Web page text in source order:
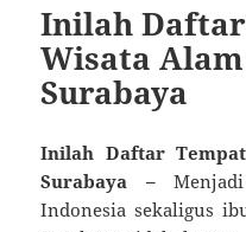
Inilah
Wisata
Surabaya
Inilah Daftar
Surabaya –
Indonesia sekaligus